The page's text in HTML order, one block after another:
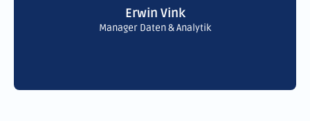
Erwin Vink
Manager Daten & Analytik